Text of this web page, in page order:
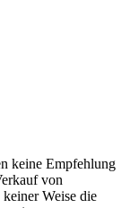
keine Empfehlung
von
Weise die